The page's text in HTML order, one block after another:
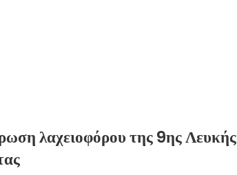
λαχειοφόρου της 9ης Λευκής